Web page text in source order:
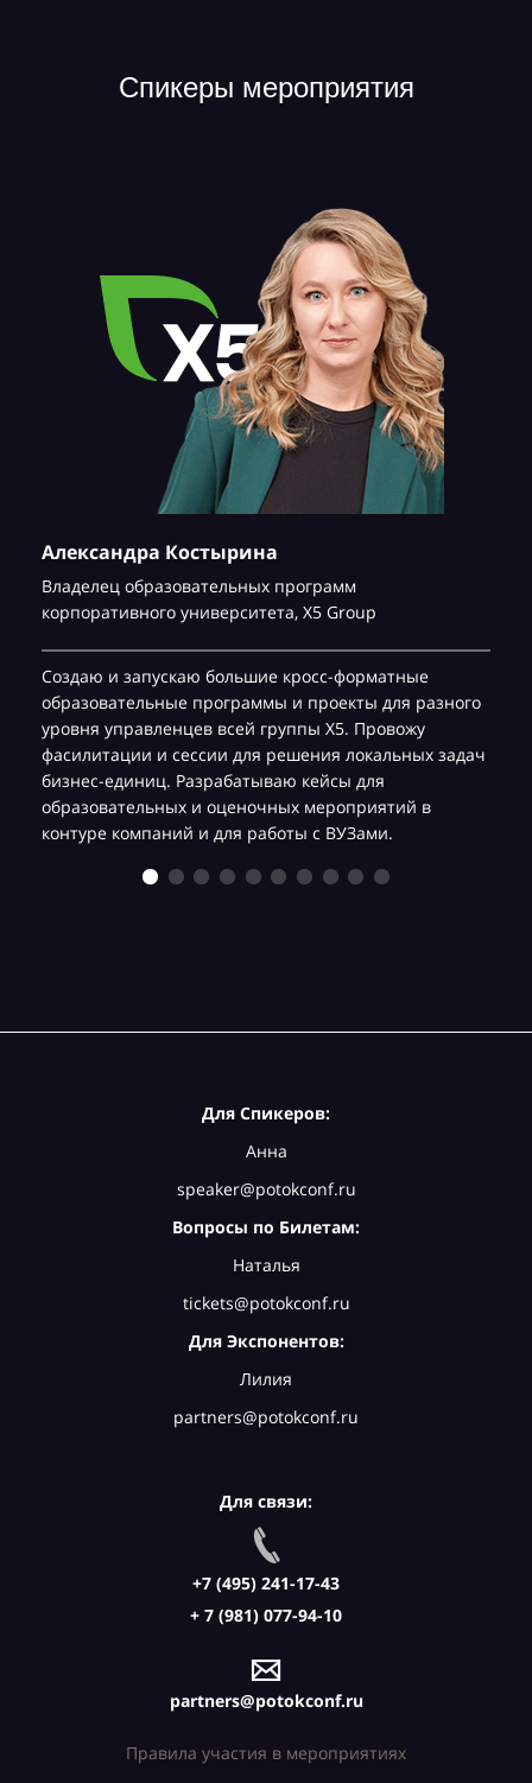
Спикеры мероприятия
Александра Костырина
Владелец образовательных программ
корпоративного университета, Х5 Group
Создаю и запускаю большие кросс-форматные
образовательные программы и проекты для разного
уровня управленцев всей группы Х5. Провожу
фасилитации и сессии для решения локальных задач
бизнес-единиц. Разрабатываю кейсы для
образовательных и оценочных мероприятий в
контуре компаний и для работы с ВУЗами.
Для Спикеров:
Анна
speaker@potokconf.ru
Вопросы по Билетам:
Наталья
tickets@potokconf.ru
Для Экспонентов:
Лилия
partners@potokconf.ru
Для связи:
+7 (495) 241-17-43
+ 7 (981) 077-94-10
partners@potokconf.ru
Правила участия в мероприятиях